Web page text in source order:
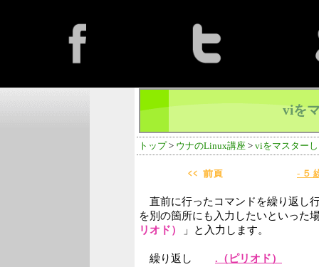
viを
トップ> ウナのLinux講座 > viをマスター
- ５
直前に行ったコマンドを繰り返し
を別の箇所にも入力したいといった
リオド）
」と入力します。
繰り返し .（ピリオド）